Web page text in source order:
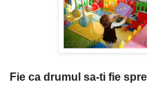
Fie ca drumul sa-ti fie